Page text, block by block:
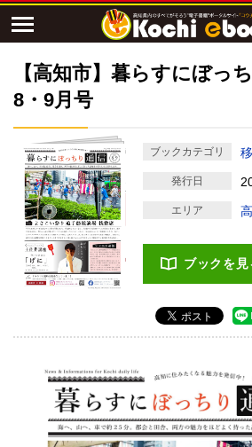
【高知市】暮らすにぼっ
8・9月号
ブックカテゴリ
発行日
エリア
ブックを見